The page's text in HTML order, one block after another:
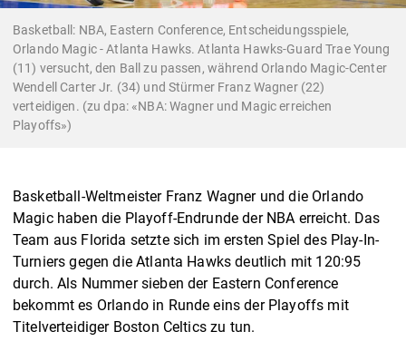
Basketball: NBA, Eastern Conference, Entscheidungsspiele,
Orlando Magic - Atlanta Hawks. Atlanta Hawks-Guard Trae Young
(11) versucht, den Ball zu passen, während Orlando Magic-Center
Wendell Carter Jr. (34) und Stürmer Franz Wagner (22)
verteidigen. (zu dpa: «NBA: Wagner und Magic erreichen
Playoffs»)
Basketball-Weltmeister Franz Wagner und die Orlando
Magic haben die Playoff-Endrunde der NBA erreicht. Das
Team aus Florida setzte sich im ersten Spiel des Play-In-
Turniers gegen die Atlanta Hawks deutlich mit 120:95
durch. Als Nummer sieben der Eastern Conference
bekommt es Orlando in Runde eins der Playoffs mit
Titelverteidiger Boston Celtics zu tun.